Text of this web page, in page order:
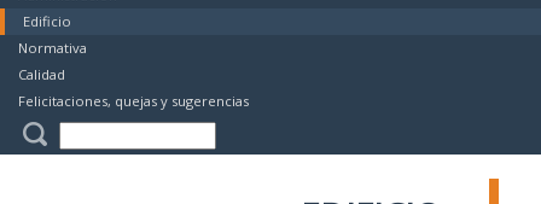
Edificio
Normativa
Calidad
Felicitaciones, quejas y sugerencias